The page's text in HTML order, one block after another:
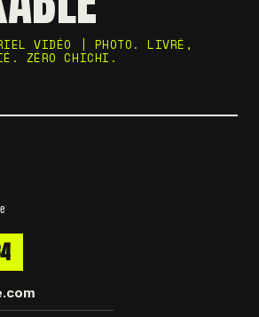
VIDÉO | PHOTO. LIVRÉ,
ZÉRO CHICHI.